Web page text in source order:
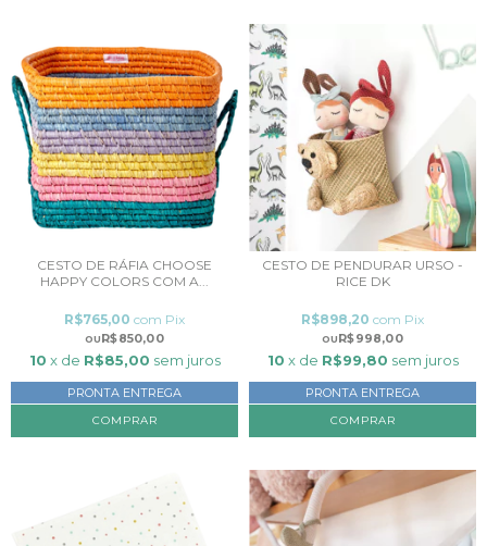
CESTO DE RÁFIA CHOOSE
HAPPY COLORS COM A...
R$850,00
R$765,00 com Pix
10 x de R$85,00 sem juros
PRONTA ENTREGA
CESTO DE PENDURAR URSO -
RICE DK
R$998,00
R$898,20 com Pix
10 x de R$99,80 sem juros
PRONTA ENTREGA